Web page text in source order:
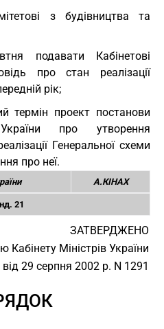
з будівництва та
подавати Кабінетові
про стан реалізації
рік;
термін проект постанови
про утворення
Генеральної схеми
про неї.
А.КІНАХ
21
ЗАТВЕРДЖЕНО
Кабінету Міністрів України
від 29 серпня 2002 р. N 1291